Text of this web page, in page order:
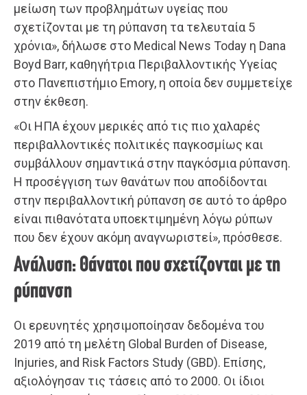
μείωση των προβλημάτων υγείας που
σχετίζονται με τη ρύπανση τα τελευταία 5
χρόνια», δήλωσε στο Medical News Today η Dana
Boyd Barr, καθηγήτρια Περιβαλλοντικής Υγείας
στο Πανεπιστήμιο Emory, η οποία δεν συμμετείχε
στην έκθεση.
«Οι ΗΠΑ έχουν μερικές από τις πιο χαλαρές
περιβαλλοντικές πολιτικές παγκοσμίως και
συμβάλλουν σημαντικά στην παγκόσμια ρύπανση.
Η προσέγγιση των θανάτων που αποδίδονται
στην περιβαλλοντική ρύπανση σε αυτό το άρθρο
είναι πιθανότατα υποεκτιμημένη λόγω ρύπων
που δεν έχουν ακόμη αναγνωριστεί», πρόσθεσε.
Ανάλυση: Θάνατοι που σχετίζονται με τη
ρύπανση
Οι ερευνητές χρησιμοποίησαν δεδομένα του
2019 από τη μελέτη Global Burden of Disease,
Injuries, and Risk Factors Study (GBD). Επίσης,
αξιολόγησαν τις τάσεις από το 2000. Οι ίδιοι